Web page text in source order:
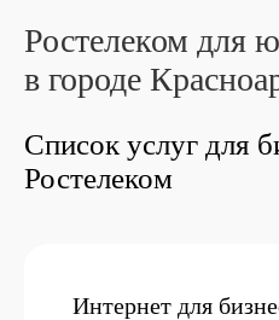
Все тарифы
Бизнесу
Ростелеком для
в городе
Список услуг для
Ростелеком
Интернет для